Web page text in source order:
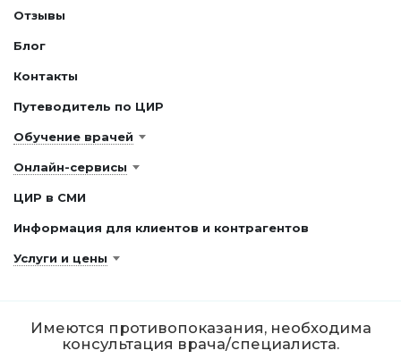
Отзывы
Блог
Контакты
Путеводитель по ЦИР
Обучение врачей
Онлайн-сервисы
ЦИР в СМИ
Информация для клиентов и контрагентов
Услуги и цены
Имеются противопоказания, необходима
консультация врача/специалиста.